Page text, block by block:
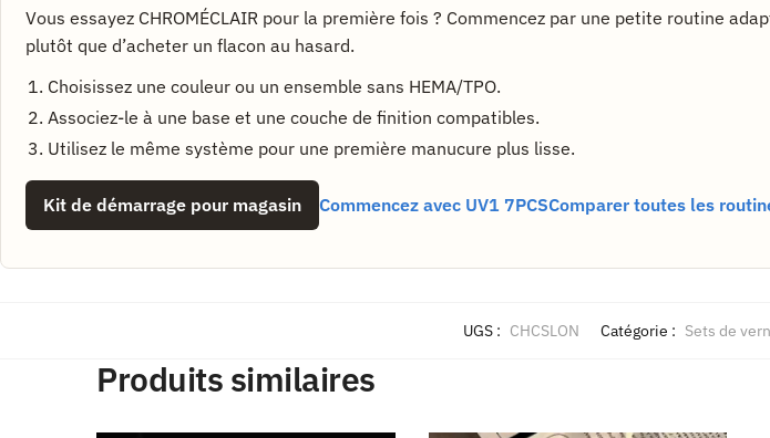
Vous essayez CHROMÉCLAIR pour la première fois ? Commencez par une petite routine
plutôt que d’acheter un flacon au hasard.
Choisissez une couleur ou un ensemble sans HEMA/TPO.
Associez-le à une base et une couche de finition compatibles.
Utilisez le même système pour une première manucure plus lisse.
Kit de démarrage pour magasin Commencez avec UV1 7PCSComparer toutes les
UGS : CHCSLON Catégorie : Sets de
Produits similaires